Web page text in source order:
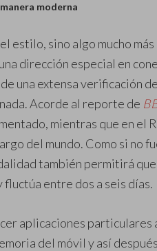
moderna
estilo, sino algo mucho
dirección especial en
una extensa verificación
Acorde al reporte de
mientras que en el
del mundo. Como si no
también permitirá que
fluctúa entre dos a seis días.
aplicaciones
del móvil y así